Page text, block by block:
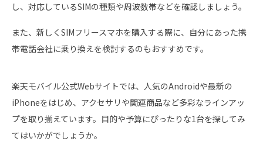
し、対応しているSIMの種類や周波数帯などを確認しましょう。
また、新しくSIMフリースマホを購入する際に、自分にあった携
帯電話会社に乗り換えを検討するのもおすすめです。
楽天モバイル公式Webサイトでは、人気のAndroidや最新の
iPhoneをはじめ、アクセサリや関連商品など多彩なラインアッ
プを取り揃えています。目的や予算にぴったりな1台を探してみ
てはいかがでしょうか。